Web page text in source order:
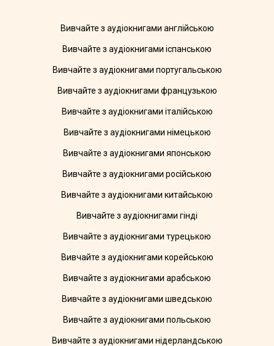
Вивчайте з аудіокнигами англійською
Вивчайте з аудіокнигами іспанською
Вивчайте з аудіокнигами португальською
Вивчайте з аудіокнигами французькою
Вивчайте з аудіокнигами італійською
Вивчайте з аудіокнигами німецькою
Вивчайте з аудіокнигами японською
Вивчайте з аудіокнигами російською
Вивчайте з аудіокнигами китайською
Вивчайте з аудіокнигами гінді
Вивчайте з аудіокнигами турецькою
Вивчайте з аудіокнигами корейською
Вивчайте з аудіокнигами арабською
Вивчайте з аудіокнигами шведською
Вивчайте з аудіокнигами польською
Вивчайте з аудіокнигами нідерландською